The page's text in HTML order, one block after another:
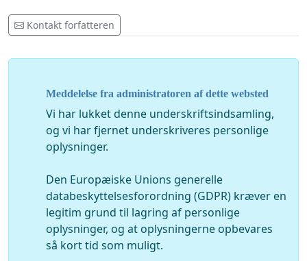
Kontakt forfatteren
Meddelelse fra administratoren af dette websted
Vi har lukket denne underskriftsindsamling,
og vi har fjernet underskriveres personlige
oplysninger.
Den Europæiske Unions generelle
databeskyttelsesforordning (GDPR) kræver en
legitim grund til lagring af personlige
oplysninger, og at oplysningerne opbevares
så kort tid som muligt.